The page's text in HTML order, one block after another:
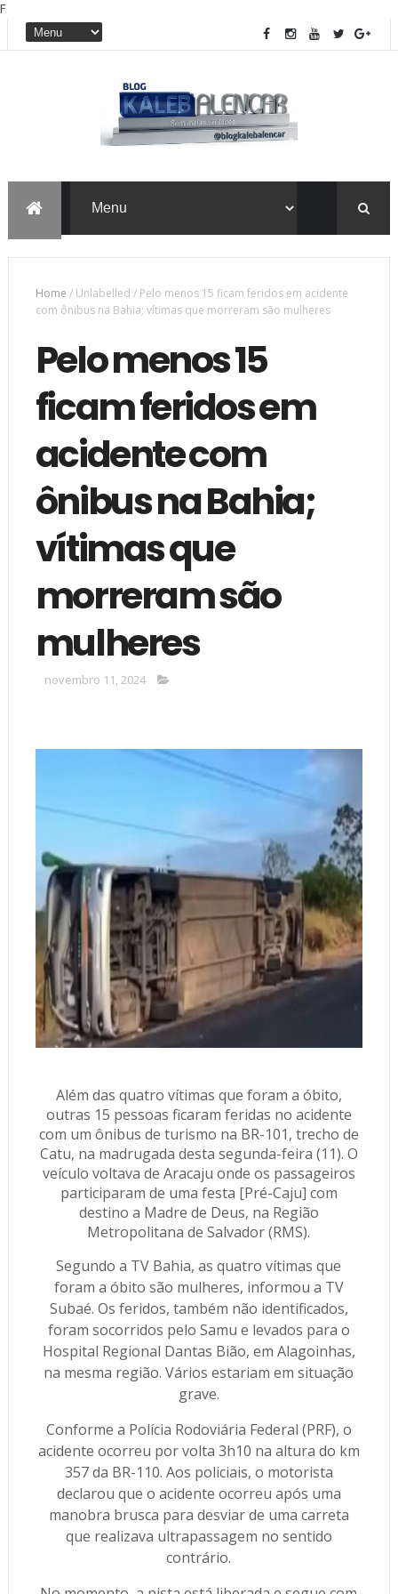
F
Home /Unlabelled / Pelo menos 15 ficam feridos em acidente
com ônibus na Bahia; vítimas que morreram são mulheres
Pelo menos 15
ficam feridos em
acidente com
ônibus na Bahia;
vítimas que
morreram são
mulheres
novembro 11, 2024
Além das quatro vítimas que foram a óbito,
outras 15 pessoas ficaram feridas no acidente
com um ônibus de turismo na BR-101, trecho de
Catu, na madrugada desta segunda-feira (11). O
veículo voltava de Aracaju onde os passageiros
participaram de uma festa [Pré-Caju] com
destino a Madre de Deus, na Região
Metropolitana de Salvador (RMS).
Segundo a TV Bahia, as quatro vítimas que
foram a óbito são mulheres, informou a TV
Subaé. Os feridos, também não identificados,
foram socorridos pelo Samu e levados para o
Hospital Regional Dantas Bião, em Alagoinhas,
na mesma região. Vários estariam em situação
grave.
Conforme a Polícia Rodoviária Federal (PRF), o
acidente ocorreu por volta 3h10 na altura do km
357 da BR-110. Aos policiais, o motorista
declarou que o acidente ocorreu após uma
manobra brusca para desviar de uma carreta
que realizava ultrapassagem no sentido
contrário.